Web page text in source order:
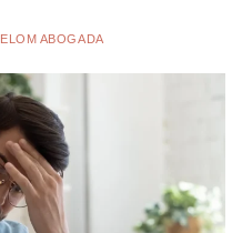
ELOM ABOGADA